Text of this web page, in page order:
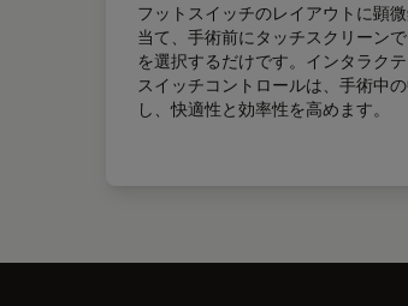
フットスイッチのレイアウトに顕
当て、手術前にタッチスクリーン
を選択するだけです。インタラク
スイッチコントロールは、手術中
し、快適性と効率性を高めます。